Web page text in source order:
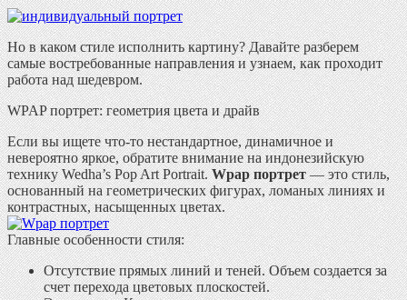
Но в каком стиле исполнить картину? Давайте разберем
самые востребованные направления и узнаем, как проходит
работа над шедевром.
WPAP портрет: геометрия цвета и драйв
Если вы ищете что-то нестандартное, динамичное и
невероятно яркое, обратите внимание на индонезийскую
технику Wedha’s Pop Art Portrait.Wpap портрет— это стиль,
основанный на геометрических фигурах, ломаных линиях и
контрастных, насыщенных цветах.
Главные особенности стиля:
Отсутствие прямых линий и теней.Объем создается за
счет перехода цветовых плоскостей.